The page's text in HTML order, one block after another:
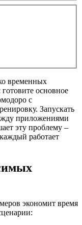
временных
основное
с
Запускать
приложениями
эту проблему –
работает
экономит время